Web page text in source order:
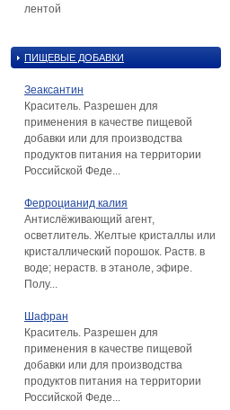
лентой
ПИЩЕВЫЕ ДОБАВКИ
Зеаксантин
Краситель. Разрешен для
применения в качестве пищевой
добавки или для производства
продуктов питания на территории
Российской Феде...
Ферроцианид калия
Антислёживающий агент,
осветлитель. Желтые кристаллы или
кристаллический порошок. Раств. в
воде; нераств. в этаноле, эфире.
Полу...
Шафран
Краситель. Разрешен для
применения в качестве пищевой
добавки или для производства
продуктов питания на территории
Российской Феде...